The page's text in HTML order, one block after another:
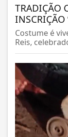
TRADIÇÃO
INSCRIÇÃO
Costume é
Reis,